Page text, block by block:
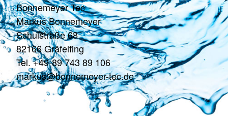
Bonnemeyer Tec
Markus Bonnemeyer
Schulstraße 68
82166 Gräfelfing
Tel. +49-89 743 89 106
markus@bonnemeyer-tec.de